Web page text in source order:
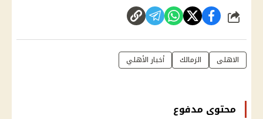
شارك
الاهلى الزمالك أخبار الأهلي
محتوى مدفوع